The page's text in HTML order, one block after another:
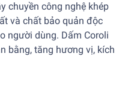
chuyền công nghệ khép
và chất bảo quản độc
người dùng. Dấm Coroli
bằng, tăng hương vị, kích